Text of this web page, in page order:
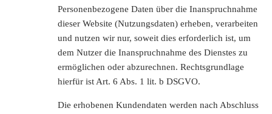
Personenbezogene Daten über die Inanspruchnahme
dieser Website (Nutzungsdaten) erheben, verarbeiten
und nutzen wir nur, soweit dies erforderlich ist, um
dem Nutzer die Inanspruchnahme des Dienstes zu
ermöglichen oder abzurechnen. Rechtsgrundlage
hierfür ist Art. 6 Abs. 1 lit. b DSGVO.
Die erhobenen Kundendaten werden nach Abschluss